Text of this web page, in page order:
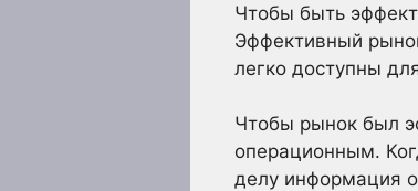
Чтобы быть
Эффективный
легко доступны
Чтобы рынок был
операционным.
делу информация